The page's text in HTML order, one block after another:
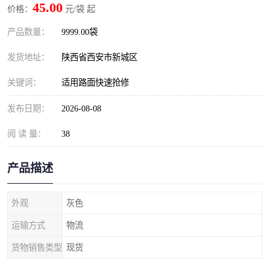
价格： 45.00 元/袋 起
产品数量： 9999.00袋
发货地址： 陕西省西安市新城区
关键词： 适用路面快速抢修
发布日期： 2026-08-08
阅 读 量： 38
产品描述
外观 灰色
运输方式 物流
货物销售类型 现货